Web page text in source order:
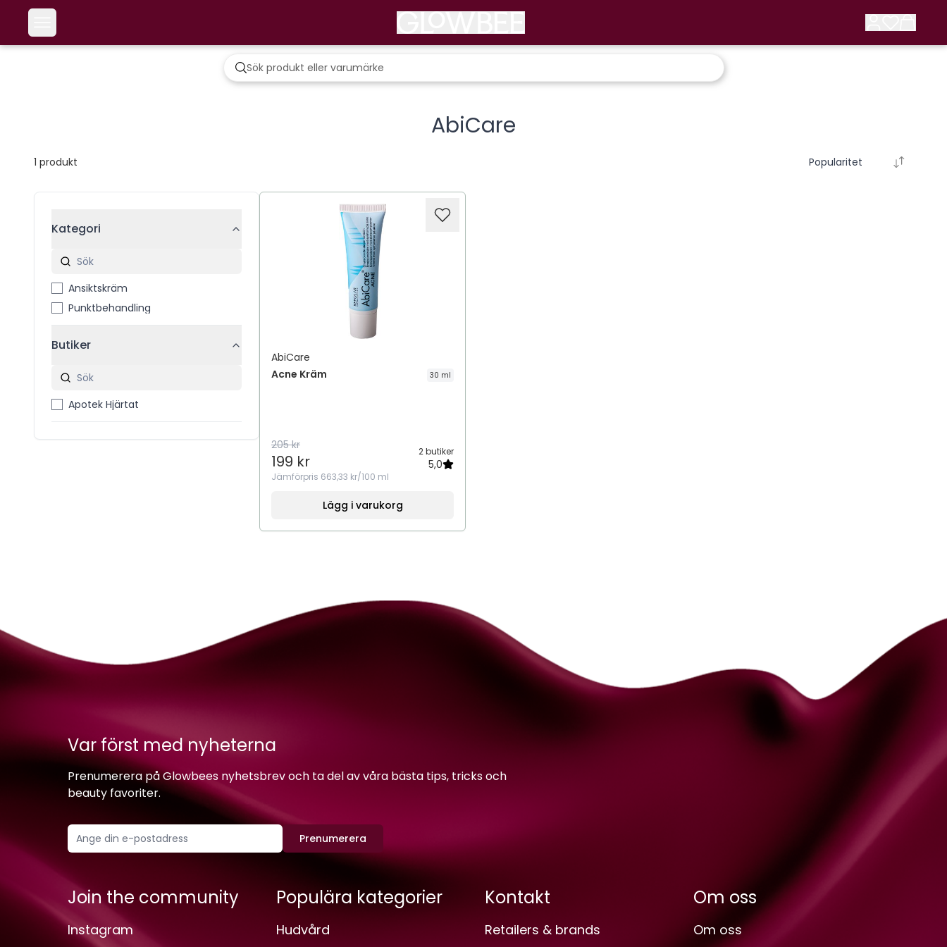
AbiCare
1 produkt Popularitet
Kategori
Ansiktskräm
Punktbehandling
Butiker
Apotek Hjärtat
AbiCare
Acne Kräm
30 ml
205 kr
199 kr
2 butiker
5,0
Jämförpris 663,33 kr/100 ml
Lägg i varukorg
Var först med nyheterna
Prenumerera på Glowbees nyhetsbrev och ta del av våra bästa tips, tricks och
beauty favoriter.
Prenumerera
Join the community
Instagram
Populära kategorier
Hudvård
Kontakt
Retailers & brands
Om oss
Om oss